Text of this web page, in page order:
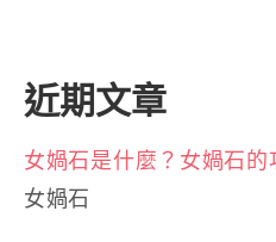
近期文章
女媧石是什麼？女媧石
女媧石